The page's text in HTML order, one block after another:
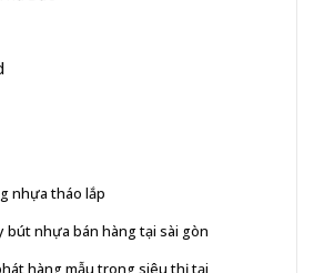
nhựa tháo lắp
bút nhựa bán hàng tại sài gòn
hàng mẫu trong siêu thị tại